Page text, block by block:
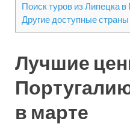
Поиск туров из Липецка
Другие доступные
Лучшие
в марте